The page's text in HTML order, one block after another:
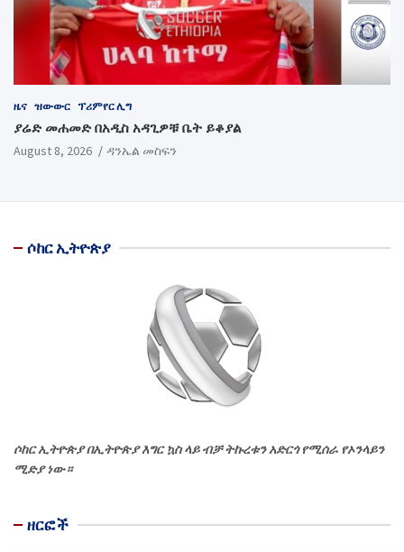
ዜና ዝውውር ፕሪምየር ሊግ
ያሬድ መሐመድ በአዲስ አዳጊዎቹ ቤት ይቆያል
August 8, 2026 ዳንኤል መስፍን
ሶከር ኢትዮጵያ
ሶከር ኢትዮጵያ በኢትዮጵያ እግር ኳስ ላይ ብቻ ትኩረቱን አድርጎ የሚሰራ የኦንላይን
ሚድያ ነው።
ዘርፎች